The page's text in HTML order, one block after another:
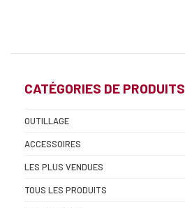
CATÉGORIES DE PRODUITS
OUTILLAGE
ACCESSOIRES
LES PLUS VENDUES
TOUS LES PRODUITS